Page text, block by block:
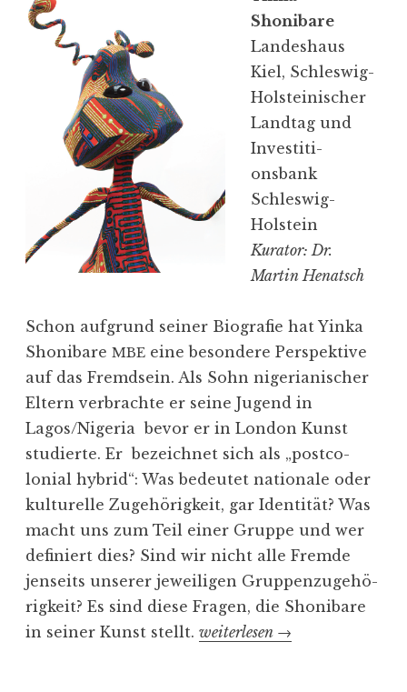
Shonibare
Landeshaus
Kiel, Schleswig-
Holstei­ni­scher
Landtag und
Inves­ti­ti­
onsbank
Schleswig-
Holstein
Kurator: Dr.
Martin Henatsch
Schon aufgrund seiner Biografie hat Yinka
Shonibare MBE eine besondere Perspektive
auf das Fremdsein. Als Sohn nigeria­ni­scher
Eltern verbrachte er seine Jugend in
Lagos/Nigeria bevor er in London Kunst
studierte. Er bezeichnet sich als „postco­
lonial hybrid“: Was bedeutet nationale oder
kultu­relle Zugehö­rigkeit, gar Identität? Was
macht uns zum Teil einer Gruppe und wer
definiert dies? Sind wir nicht alle Fremde
jenseits unserer jewei­ligen Gruppen­zu­ge­hö­
rigkeit? Es sind diese Fragen, die Shonibare
in seiner Kunst stellt. „
weiterlesen →